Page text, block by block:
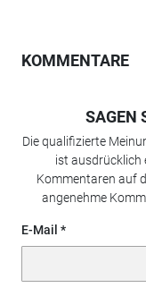
KOMMENTARE
SAGEN
Die qualifizierte
ist ausdrücklich
Kommentaren auf
angenehme
E-Mail